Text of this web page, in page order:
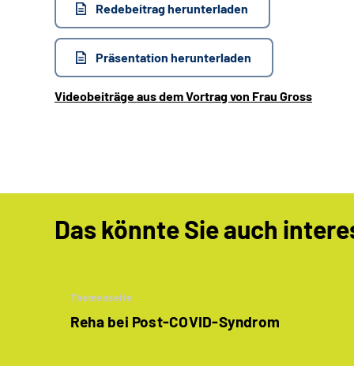
Redebeitrag herunterladen
Präsentation herunterladen
Videobeiträge aus dem Vortrag von Frau Gross
Das könnte Sie auch
Themenseite
Reha bei Post-COVID-Syndrom